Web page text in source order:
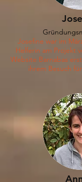
Josefine war im
Helferin am Projekt
Website Barnabas
ihrem Besuch